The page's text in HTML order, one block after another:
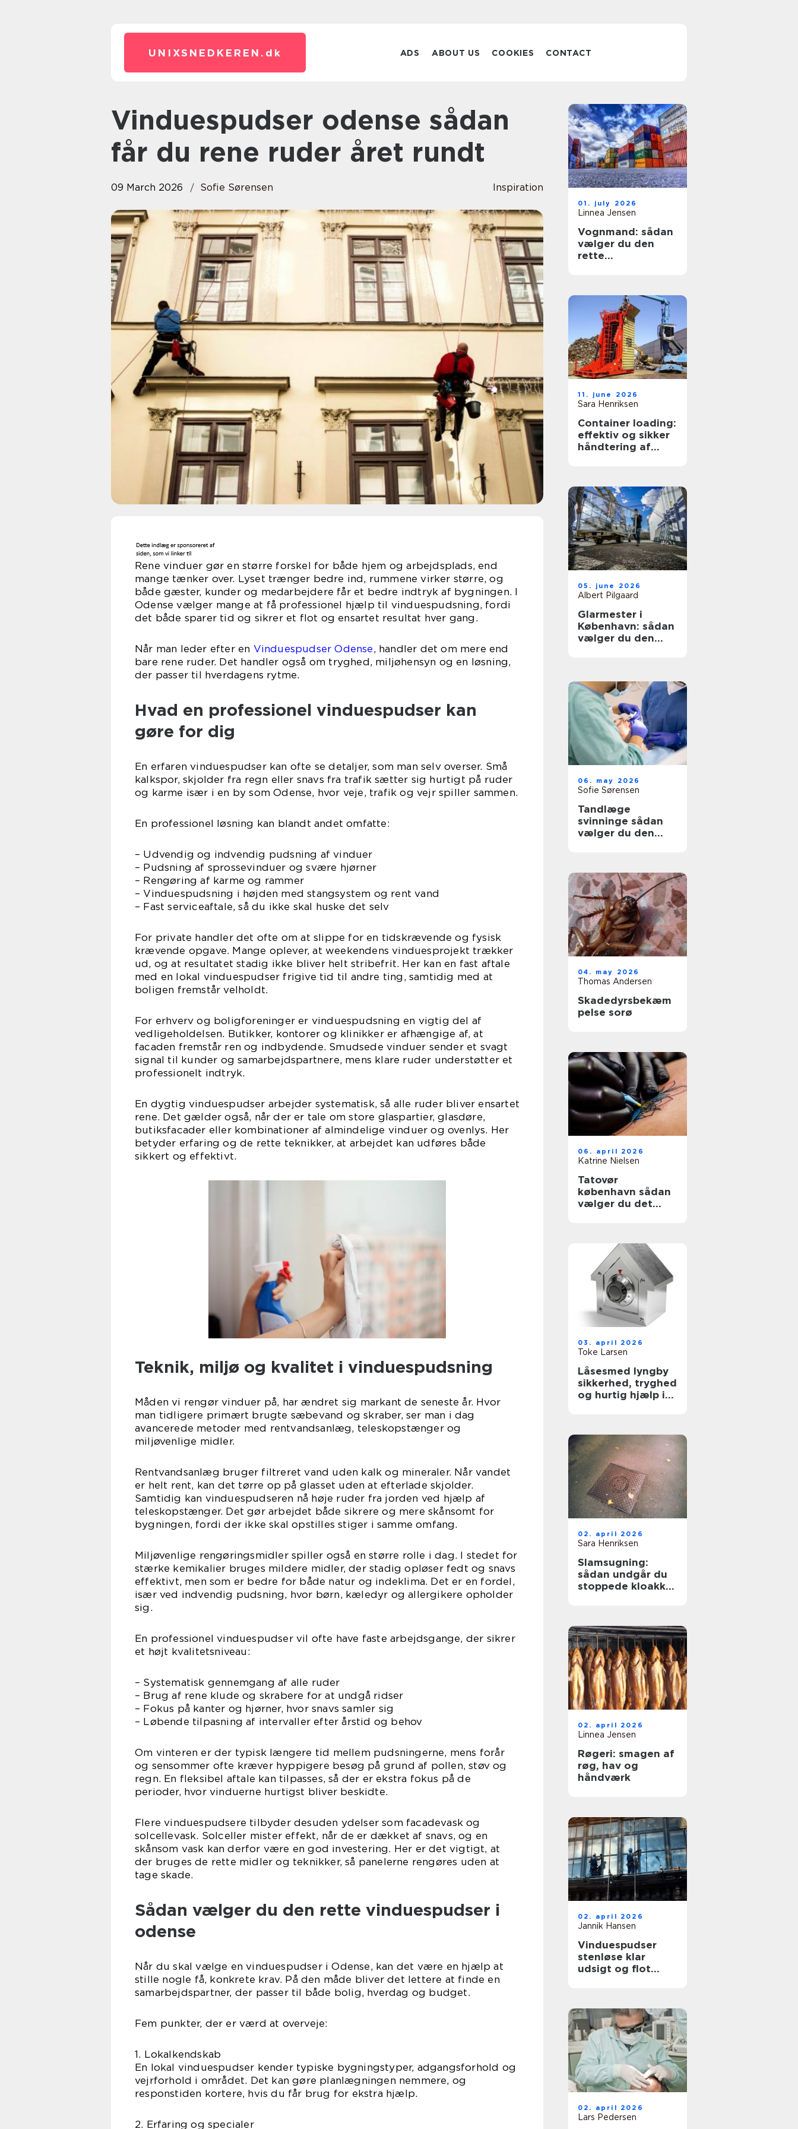
UNIXSNEDKEREN. dk ADS ABOUT US COOKIES CONTACT
Vinduespudser odense sådan
får du rene ruder året rundt
09 March 2026 Sofie Sørensen Inspiration
Rene vinduer gør en større forskel for både hjem og arbejdsplads, end
mange tænker over. Lyset trænger bedre ind, rummene virker større, og
både gæster, kunder og medarbejdere får et bedre indtryk af bygningen. I
Odense vælger mange at få professionel hjælp til vinduespudsning, fordi
det både sparer tid og sikrer et flot og ensartet resultat hver gang.
Når man leder efter en Vinduespudser Odense, handler det om mere end
bare rene ruder. Det handler også om tryghed, miljøhensyn og en løsning,
der passer til hverdagens rytme.
Hvad en professionel vinduespudser kan
gøre for dig
En erfaren vinduespudser kan ofte se detaljer, som man selv overser. Små
kalkspor, skjolder fra regn eller snavs fra trafik sætter sig hurtigt på ruder
og karme især i en by som Odense, hvor veje, trafik og vejr spiller sammen.
En professionel løsning kan blandt andet omfatte:
– Udvendig og indvendig pudsning af vinduer
– Pudsning af sprossevinduer og svære hjørner
– Rengøring af karme og rammer
– Vinduespudsning i højden med stangsystem og rent vand
– Fast serviceaftale, så du ikke skal huske det selv
For private handler det ofte om at slippe for en tidskrævende og fysisk
krævende opgave. Mange oplever, at weekendens vinduesprojekt trækker
ud, og at resultatet stadig ikke bliver helt stribefrit. Her kan en fast aftale
med en lokal vinduespudser frigive tid til andre ting, samtidig med at
boligen fremstår velholdt.
For erhverv og boligforeninger er vinduespudsning en vigtig del af
vedligeholdelsen. Butikker, kontorer og klinikker er afhængige af, at
facaden fremstår ren og indbydende. Smudsede vinduer sender et svagt
signal til kunder og samarbejdspartnere, mens klare ruder understøtter et
professionelt indtryk.
En dygtig vinduespudser arbejder systematisk, så alle ruder bliver ensartet
rene. Det gælder også, når der er tale om store glaspartier, glasdøre,
butiksfacader eller kombinationer af almindelige vinduer og ovenlys. Her
betyder erfaring og de rette teknikker, at arbejdet kan udføres både
sikkert og effektivt.
Teknik, miljø og kvalitet i vinduespudsning
Måden vi rengør vinduer på, har ændret sig markant de seneste år. Hvor
man tidligere primært brugte sæbevand og skraber, ser man i dag
avancerede metoder med rentvandsanlæg, teleskopstænger og
miljøvenlige midler.
Rentvandsanlæg bruger filtreret vand uden kalk og mineraler. Når vandet
er helt rent, kan det tørre op på glasset uden at efterlade skjolder.
Samtidig kan vinduespudseren nå høje ruder fra jorden ved hjælp af
teleskopstænger. Det gør arbejdet både sikrere og mere skånsomt for
bygningen, fordi der ikke skal opstilles stiger i samme omfang.
Miljøvenlige rengøringsmidler spiller også en større rolle i dag. I stedet for
stærke kemikalier bruges mildere midler, der stadig opløser fedt og snavs
effektivt, men som er bedre for både natur og indeklima. Det er en fordel,
især ved indvendig pudsning, hvor børn, kæledyr og allergikere opholder
sig.
En professionel vinduespudser vil ofte have faste arbejdsgange, der sikrer
et højt kvalitetsniveau:
– Systematisk gennemgang af alle ruder
– Brug af rene klude og skrabere for at undgå ridser
– Fokus på kanter og hjørner, hvor snavs samler sig
– Løbende tilpasning af intervaller efter årstid og behov
Om vinteren er der typisk længere tid mellem pudsningerne, mens forår
og sensommer ofte kræver hyppigere besøg på grund af pollen, støv og
regn. En fleksibel aftale kan tilpasses, så der er ekstra fokus på de
perioder, hvor vinduerne hurtigst bliver beskidte.
Flere vinduespudsere tilbyder desuden ydelser som facadevask og
solcellevask. Solceller mister effekt, når de er dækket af snavs, og en
skånsom vask kan derfor være en god investering. Her er det vigtigt, at
der bruges de rette midler og teknikker, så panelerne rengøres uden at
tage skade.
Sådan vælger du den rette vinduespudser i
odense
Når du skal vælge en vinduespudser i Odense, kan det være en hjælp at
stille nogle få, konkrete krav. På den måde bliver det lettere at finde en
samarbejdspartner, der passer til både bolig, hverdag og budget.
Fem punkter, der er værd at overveje:
1. Lokalkendskab
En lokal vinduespudser kender typiske bygningstyper, adgangsforhold og
vejrforhold i området. Det kan gøre planlægningen nemmere, og
responstiden kortere, hvis du får brug for ekstra hjælp.
2. Erfaring og specialer
01. july 2026
Linnea Jensen
Vognmand: sådan
vælger du den
rette
11. june 2026
Sara Henriksen
Container loading:
effektiv og sikker
håndtering af
05. june 2026
Albert Pilgaard
Glarmester i
København: sådan
vælger du den
06. may 2026
Sofie Sørensen
Tandlæge
svinninge sådan
vælger du den
04. may 2026
Thomas Andersen
Skadedyrsbekæm
pelse sorø
06. april 2026
Katrine Nielsen
Tatovør
københavn sådan
vælger du det
03. april 2026
Toke Larsen
Låsesmed lyngby
sikkerhed, tryghed
og hurtig hjælp i
02. april 2026
Sara Henriksen
Slamsugning:
sådan undgår du
stoppede kloakker
02. april 2026
Linnea Jensen
Røgeri: smagen af
røg, hav og
håndværk
02. april 2026
Jannik Hansen
Vinduespudser
stenløse klar
udsigt og flot
02. april 2026
Lars Pedersen